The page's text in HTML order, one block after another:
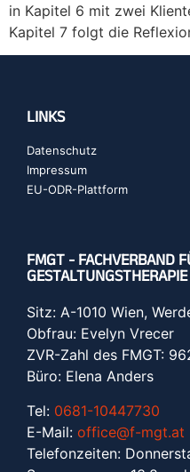
in Kapitel 6 mit zwei
Kapitel 7 folgt die
LINKS
Datenschutz
Impressum
EU-ODR-Plattform
FMGT - FACHVERBAND
GESTALTUNGSTHERAPIE
Sitz: A-1010 Wien,
Obfrau: Evelyn Vrecer
ZVR-Zahl des FMGT:
Büro: Elena Anders
Tel: 0681-10447730
E-Mail: office@f-mgt.at
Telefonzeiten: